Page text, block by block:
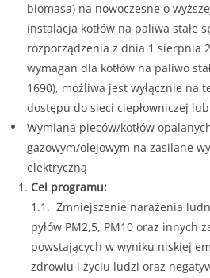
biomasa) na nowoczesne o
instalacja kotłów na paliwa stałe
rozporządzenia z dnia 1 sierpnia
wymagań dla kotłów na paliwo
1690), możliwa jest wyłącznie na
dostępu do sieci ciepłowniczej
Wymiana pieców/kotłów
gazowym/olejowym na zasilane
elektryczną
Cel programu:
1.1. Zmniejszenie narażenia
pyłów PM2,5, PM10 oraz innych
powstających w wyniku niskiej
zdrowiu i życiu ludzi oraz